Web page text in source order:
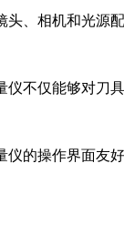
头、相机和光源
仪不仅能够对刀
的操作界面友